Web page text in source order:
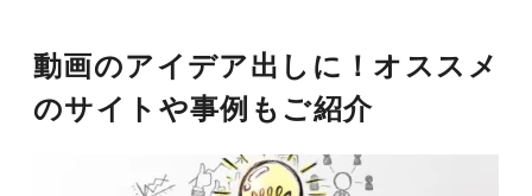
動画のアイデア出しに！オススメ
のサイトや事例もご紹介